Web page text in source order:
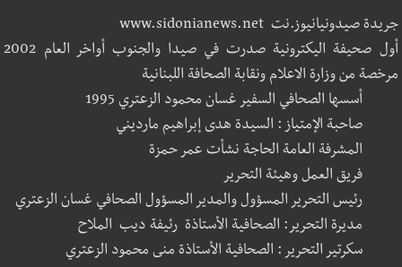
جريدة صيدونيانيوز.نت www.sidonianews.net
أول صحيفة اليكترونية صدرت في صيدا والجنوب أواخر العام 2002
مرخصة من وزارة الاعلام ونقابة الصحافة اللبنانية
أسسها الصحافي السفير غسان محمود الزعتري 1995
صاحبة الإمتياز : السيدة هدى إبراهيم مارديني
المشرفة العامة الحاجة نشأت عمر حمزة
فريق العمل وهيئة التحرير
رئيس التحرير المسؤول والمدير المسؤول الصحافي غسان الزعتري
مديرة التحرير: الصحافية الأستاذة رئيفة ديب الملاح
سكرتير التحرير : الصحافية الأستاذة منى محمود الزعتري